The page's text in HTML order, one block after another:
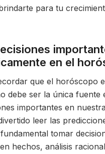
para tu
en el
que el horóscopo
debe ser la única fuente
importantes en
leer las
tomar
hechos, análisis